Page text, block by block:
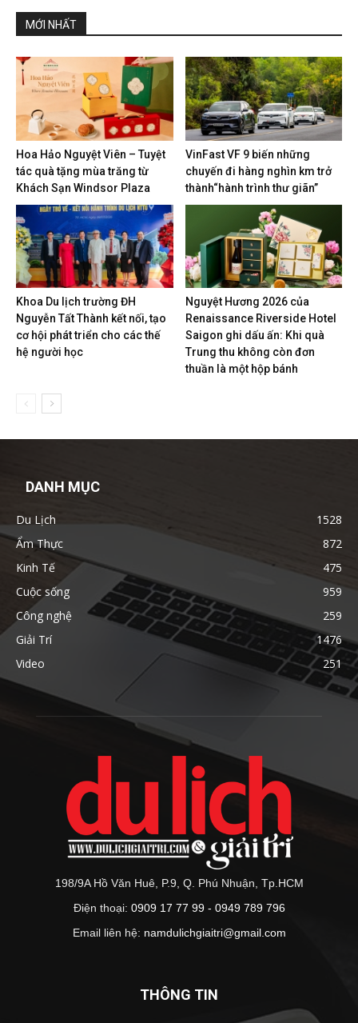
MỚI NHẤT
Hoa Hảo Nguyệt Viên – Tuyệt
tác quà tặng mùa trăng từ
Khách Sạn Windsor Plaza
VinFast VF 9 biến những
chuyến đi hàng nghìn km trở
thành“hành trình thư giãn”
Khoa Du lịch trường ĐH
Nguyễn Tất Thành kết nối, tạo
cơ hội phát triển cho các thế
hệ người học
Nguyệt Hương 2026 của
Renaissance Riverside Hotel
Saigon ghi dấu ấn: Khi quà
Trung thu không còn đơn
thuần là một hộp bánh
DANH MỤC
Du Lịch
1528
Ẩm Thực
872
Kinh Tế
475
Cuộc sống
959
Công nghệ
259
Giải Trí
1476
Video
251
198/9A Hồ Văn Huê, P.9, Q. Phú Nhuận, Tp.HCM
Điện thoại: 0909 17 77 99 - 0949 789 796
Email liên hệ: namdulichgiaitri@gmail.com
THÔNG TIN